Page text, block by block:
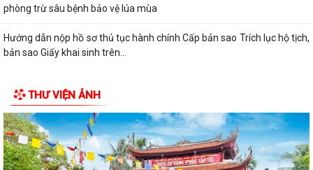
phòng trừ sâu bệnh bảo vệ lúa mùa
Hướng dẫn nộp hồ sơ thủ tục hành chính Cấp bản sao Trích lục hộ tịch,
bản sao Giấy khai sinh trên...
THƯ VIỆN ẢNH